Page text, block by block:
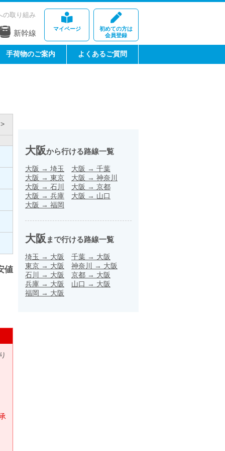
マイページ
初めての方は
会員登録
の取り組み
新幹線
手荷物のご案内 よくあるご質問
値
大阪から行ける路線一覧
大阪 → 埼玉 大阪 → 千葉
大阪 → 東京 大阪 → 神奈川
大阪 → 石川 大阪 → 京都
大阪 → 兵庫 大阪 → 山口
大阪 → 福岡
大阪 まで行ける路線一覧
埼玉 → 大阪 千葉 → 大阪
東京 → 大阪 神奈川 → 大阪
石川
→ 大阪 京都 → 大阪
兵庫 → 大阪 山口 → 大阪
福岡 → 大阪